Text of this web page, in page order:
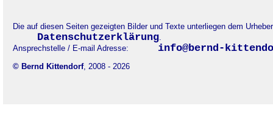
Die auf diesen Seiten gezeigten Bilder und Texte unterliegen dem
Datenschutzerklärung.
Ansprechstelle / E-mail Adresse:
info@bernd-
© Bernd Kittendorf, 2008 - 2026